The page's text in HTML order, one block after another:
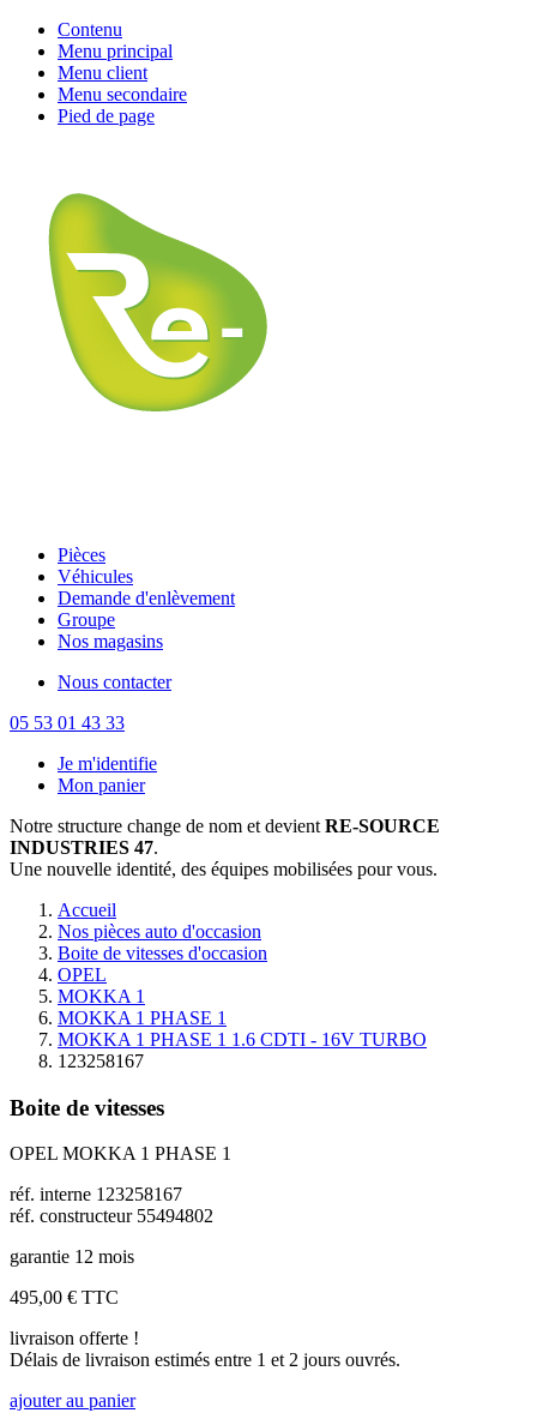
Contenu
Menu principal
Menu client
Menu secondaire
Pied de page
Pièces
Véhicules
Demande d'enlèvement
Groupe
Nos magasins
Nous contacter
05 53 01 43 33
Je m'identifie
Mon panier
Notre structure change de nom et devient RE-SOURCE
INDUSTRIES 47.
Une nouvelle identité, des équipes mobilisées pour vous.
Accueil
Nos pièces auto d'occasion
Boite de vitesses d'occasion
OPEL
MOKKA 1
MOKKA 1 PHASE 1
MOKKA 1 PHASE 1 1.6 CDTI - 16V TURBO
123258167
Boite de vitesses
OPEL MOKKA 1 PHASE 1
réf. interne 123258167
réf. constructeur 55494802
garantie 12 mois
495,00 € TTC
livraison offerte !
Délais de livraison estimés entre 1 et 2 jours ouvrés.
ajouter au panier